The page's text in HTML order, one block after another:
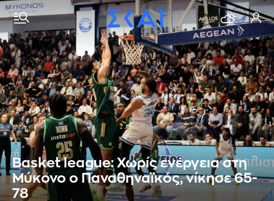
Basket league: Χωρίς ενέργεια στη
Μύκονο ο Παναθηναϊκός, νίκησε 65-
78